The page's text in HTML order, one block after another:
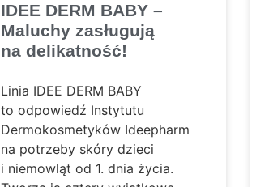
IDEE DERM BABY –
Maluchy zasługują
na delikatność!
Linia IDEE DERM BABY
to odpowiedź Instytutu
Dermokosmetyków Ideepharm
na potrzeby skóry dzieci
i niemowląt od 1. dnia życia.